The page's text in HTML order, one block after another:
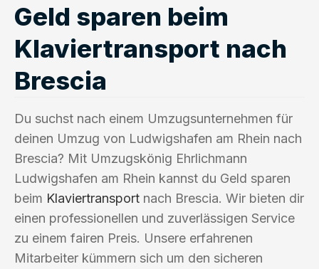
Geld sparen beim
Klaviertransport nach
Brescia
Du suchst nach einem Umzugsunternehmen für
deinen Umzug von Ludwigshafen am Rhein nach
Brescia? Mit Umzugskönig Ehrlichmann
Ludwigshafen am Rhein kannst du Geld sparen
beim Klaviertransport nach Brescia. Wir bieten dir
einen professionellen und zuverlässigen Service
zu einem fairen Preis. Unsere erfahrenen
Mitarbeiter kümmern sich um den sicheren